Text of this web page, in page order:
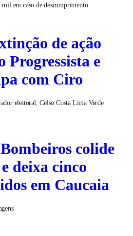
em caso de descumprimento
de ação
Progressista e
com Ciro
eleitoral, Celso Costa Lima Verde
colide
deixa cinco
em Caucaia